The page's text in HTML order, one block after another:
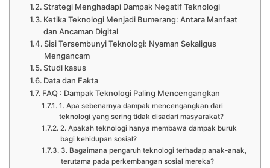
Strategi Menghadapi Dampak Negatif Teknologi
Ketika Teknologi Menjadi Bumerang: Antara Manfaat
dan Ancaman Digital
Sisi Tersembunyi Teknologi: Nyaman Sekaligus
Mengancam
Studi kasus
Data dan Fakta
FAQ : Dampak Teknologi Paling Mencengangkan
1. Apa sebenarnya dampak mencengangkan dari
teknologi yang sering tidak disadari masyarakat?
2. Apakah teknologi hanya membawa dampak buruk
bagi kehidupan sosial?
3. Bagaimana pengaruh teknologi terhadap anak-anak,
terutama pada perkembangan sosial mereka?